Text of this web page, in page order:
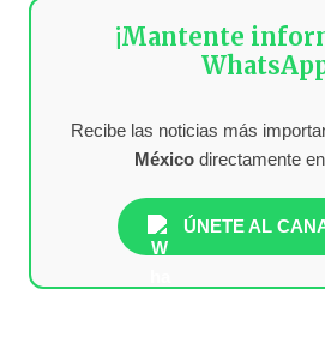
¡Mantente
Recibe las noticias más
Méxicodirectamente
ÚNETE AL